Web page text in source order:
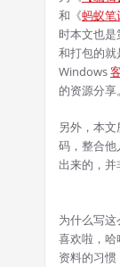
和《蚂蚁笔
时本文也
和打包的就
Windows
的资源分享。
另外，本
码，整合
出来的，并
为什么写
喜欢啦，
资料的习